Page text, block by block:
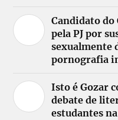
Candidato do
pela PJ por
sexualmente
pornografia
Isto é Gozar
debate de
estudantes